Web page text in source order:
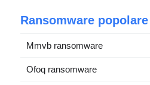
Ransomware popolare
Mmvb ransomware
Ofoq ransomware